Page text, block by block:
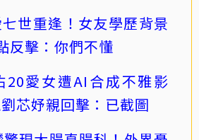
世重逢！女友學歷背景
擊：你們不懂
20愛女遭AI合成不雅影
芯妤親回擊：已截圖